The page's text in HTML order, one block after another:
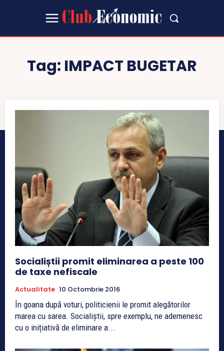
Tag: IMPACT BUGETAR
Socialiștii promit eliminarea a peste 100
de taxe nefiscale
Actualitate 10 Octombrie 2016
În goana după voturi, politicienii le promit alegătorilor
marea cu sarea. Socialiștii, spre exemplu, ne ademenesc
cu o inițiativă de eliminare a...